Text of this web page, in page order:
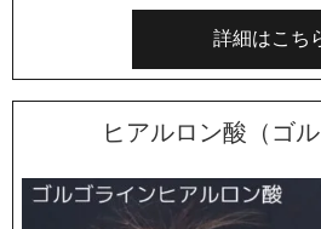
詳細はこち
ヒアルロン酸（ゴル